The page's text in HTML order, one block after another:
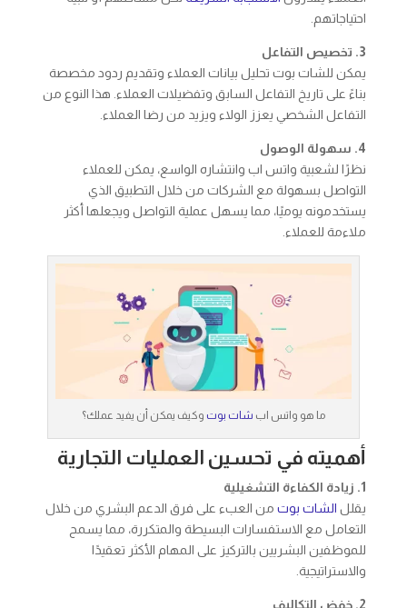
احتياجاتهم.
3. تخصيص التفاعل
يمكن للشات بوت تحليل بيانات العملاء وتقديم ردود مخصصة
بناءً على تاريخ التفاعل السابق وتفضيلات العملاء. هذا النوع من
التفاعل الشخصي يعزز الولاء ويزيد من رضا العملاء.
4. سهولة الوصول
نظرًا لشعبية واتس اب وانتشاره الواسع، يمكن للعملاء
التواصل بسهولة مع الشركات من خلال التطبيق الذي
يستخدمونه يوميًا، مما يسهل عملية التواصل ويجعلها أكثر
ملاءمة للعملاء.
ما هو واتس اب شات بوت وكيف يمكن أن يفيد عملك؟
أهميته في تحسين العمليات التجارية
1. زيادة الكفاءة التشغيلية
يقلل الشات بوتمن العبء على فرق الدعم البشري من خلال
التعامل مع الاستفسارات البسيطة والمتكررة، مما يسمح
للموظفين البشريين بالتركيز على المهام الأكثر تعقيدًا
والاستراتيجية.
2. خفض التكاليف